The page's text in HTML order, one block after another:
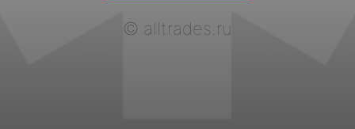
© alltrades.ru